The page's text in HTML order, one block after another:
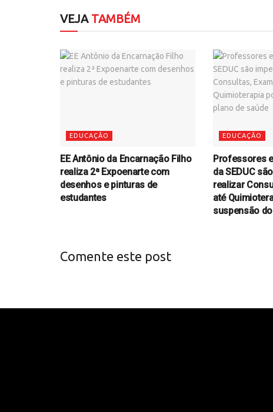
VEJATAMBÉM
EDUCAÇÃO
EE Antônio da Encarnação Filho
realiza 2ª Expoenarte com
desenhos e pinturas de
estudantes
EDUCAÇÃO
Professores
da SEDUC
realizar
até
suspensão
Comente este post